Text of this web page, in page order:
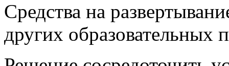
Средства на
других образовательных